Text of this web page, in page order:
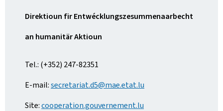
Direktioun fir Entwécklungszesummenaarbecht
an humanitär Aktioun
Tel.: (+352) 247-82351
E-mail:secretariat.d5@mae.etat.lu
Site:cooperation.gouvernement.lu